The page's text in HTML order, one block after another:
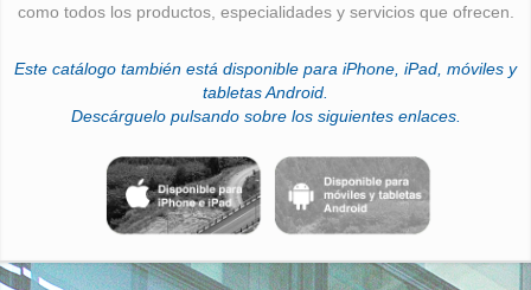
como todos los productos, especialidades y servicios que ofrecen.
Este catálogo también está disponible para iPhone, iPad, móviles y
tabletas Android.
Descárguelo pulsando sobre los siguientes enlaces.